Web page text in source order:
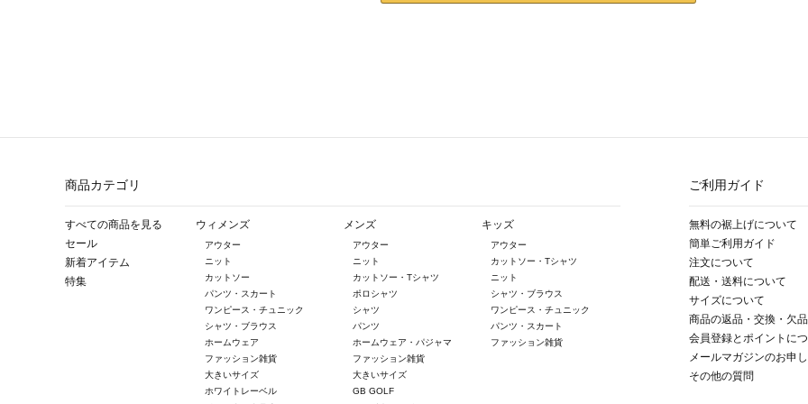
商品カテゴリ
すべての商品を見る
セール
新着アイテム
特集
ウィメンズ
アウター
ニット
カットソー
パンツ・スカート
ワンピース・チュニック
シャツ・ブラウス
ホームウェア
ファッション雑貨
大きいサイズ
ホワイトレーベル
メンズ
アウター
ニット
カットソー・Tシャツ
ポロシャツ
シャツ
パンツ
ホームウェア・パジャマ
ファッション雑貨
大きいサイズ
GB GOLF
キッズ
アウター
カットソー・Tシャツ
ニット
シャツ・ブラウス
ワンピース・チュニック
パンツ・スカート
ファッション雑貨
ご利用ガイド
無料の裾上げについて
簡単ご利用ガイド
注文について
配送・送料について
サイズについて
商品の返品・交換・欠
会員登録とポイントに
メールマガジンのお申
その他の質問